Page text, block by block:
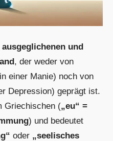
ausgeglichenen und
, der weder von
einer Manie) noch von
Depression) geprägt ist.
Griechischen („eu“ =
) und bedeutet
oder „seelisches